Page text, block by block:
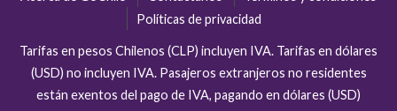
Políticas de privacidad
Tarifas en pesos Chilenos (CLP) incluyen IVA. Tarifas en dólares
(USD) no incluyen IVA. Pasajeros extranjeros no residentes
están exentos del pago de IVA, pagando en dólares (USD)